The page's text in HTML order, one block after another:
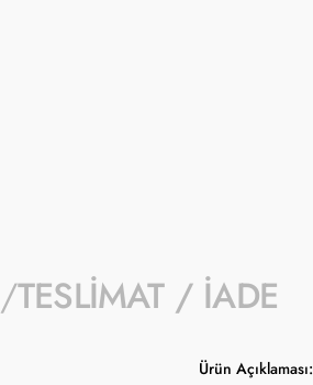
TESLIMAT / İADE
Ürün Açıklaması: